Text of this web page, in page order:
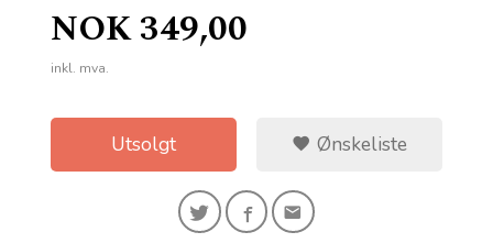
Pris
NOK349,00
inkl. mva.
Utsolgt Ønskeliste